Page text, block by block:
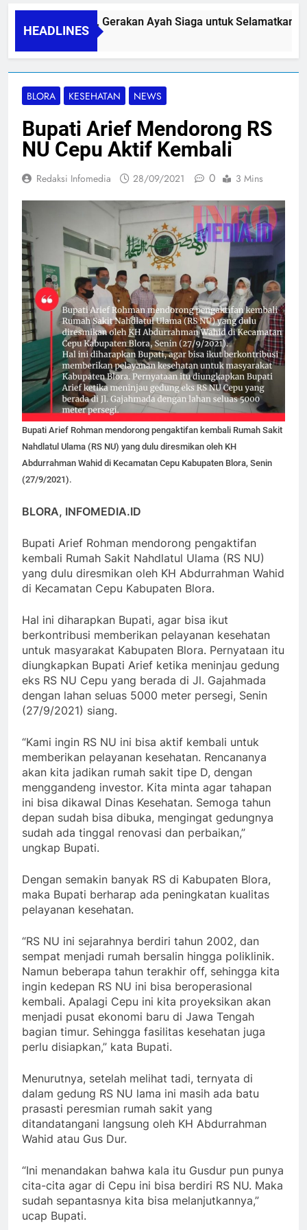
HEADLINES
PAPA SIDINI, Gerakan Ayah Siaga untuk Selamatkan Ibu
06/08/2026
BLORA KESEHATAN NEWS
Bupati Arief Mendorong RS
NU Cepu Aktif Kembali
Redaksi Infomedia 28/09/2021 0 3 Mins
Bupati Arief Rohman mendorong pengaktifan kembali Rumah Sakit
Nahdlatul Ulama (RS NU) yang dulu diresmikan oleh KH
Abdurrahman Wahid di Kecamatan Cepu Kabupaten Blora, Senin
(27/9/2021).
BLORA, INFOMEDIA.ID
Bupati Arief Rohman mendorong pengaktifan
kembali Rumah Sakit Nahdlatul Ulama (RS NU)
yang dulu diresmikan oleh KH Abdurrahman Wahid
di Kecamatan Cepu Kabupaten Blora.
Hal ini diharapkan Bupati, agar bisa ikut
berkontribusi memberikan pelayanan kesehatan
untuk masyarakat Kabupaten Blora. Pernyataan itu
diungkapkan Bupati Arief ketika meninjau gedung
eks RS NU Cepu yang berada di Jl. Gajahmada
dengan lahan seluas 5000 meter persegi, Senin
(27/9/2021) siang.
“Kami ingin RS NU ini bisa aktif kembali untuk
memberikan pelayanan kesehatan. Rencananya
akan kita jadikan rumah sakit tipe D, dengan
menggandeng investor. Kita minta agar tahapan
ini bisa dikawal Dinas Kesehatan. Semoga tahun
depan sudah bisa dibuka, mengingat gedungnya
sudah ada tinggal renovasi dan perbaikan,”
ungkap Bupati.
Dengan semakin banyak RS di Kabupaten Blora,
maka Bupati berharap ada peningkatan kualitas
pelayanan kesehatan.
“RS NU ini sejarahnya berdiri tahun 2002, dan
sempat menjadi rumah bersalin hingga poliklinik.
Namun beberapa tahun terakhir off, sehingga kita
ingin kedepan RS NU ini bisa beroperasional
kembali. Apalagi Cepu ini kita proyeksikan akan
menjadi pusat ekonomi baru di Jawa Tengah
bagian timur. Sehingga fasilitas kesehatan juga
perlu disiapkan,” kata Bupati.
Menurutnya, setelah melihat tadi, ternyata di
dalam gedung RS NU lama ini masih ada batu
prasasti peresmian rumah sakit yang
ditandatangani langsung oleh KH Abdurrahman
Wahid atau Gus Dur.
“Ini menandakan bahwa kala itu Gusdur pun punya
cita-cita agar di Cepu ini bisa berdiri RS NU. Maka
sudah sepantasnya kita bisa melanjutkannya,”
ucap Bupati.